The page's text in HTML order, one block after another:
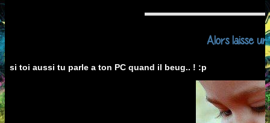
Alors laisse
si toi aussi tu parle a ton PC quand il beug.. ! :p